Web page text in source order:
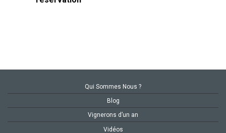
Qui Sommes Nous ?
Blog
Vignerons d’un an
Vidéos